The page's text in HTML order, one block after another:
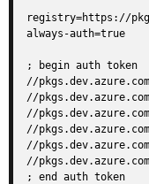
registry=https://
always-auth=true
; begin auth token
//
//pkgs.dev.azure.com/
//
//
//pkgs.dev.azure.com/
//
; end auth token